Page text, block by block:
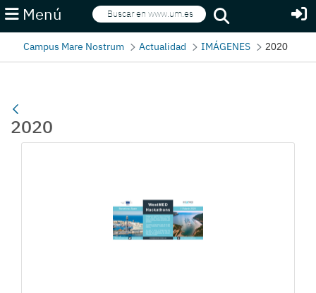
Menú Buscar
Buscar
Campus Mare Nostrum Actualidad IMÁGENES 2020
2020